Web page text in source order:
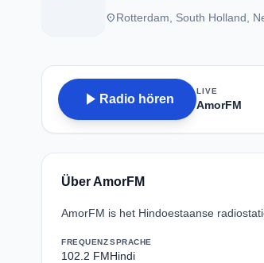
placeRotterdam, South Holland,
play_arrow Radio hören
LIVE
AmorFM
Über AmorFM
AmorFM is het Hindoestaanse
FREQUENZ
102.2 FM
SPRACHE
Hindi